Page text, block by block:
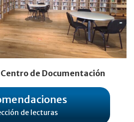
Centro de Documentación
de lecturas